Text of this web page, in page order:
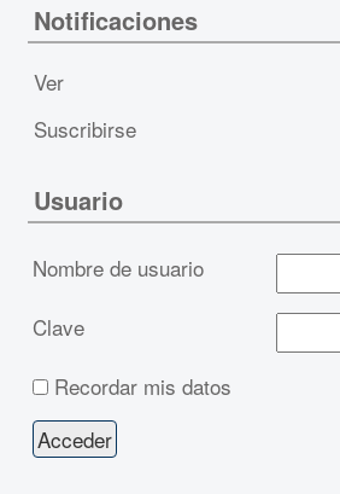
Notificaciones
Ver
Suscribirse
Usuario
Nombre de usuario
Clave
Recordar mis datos